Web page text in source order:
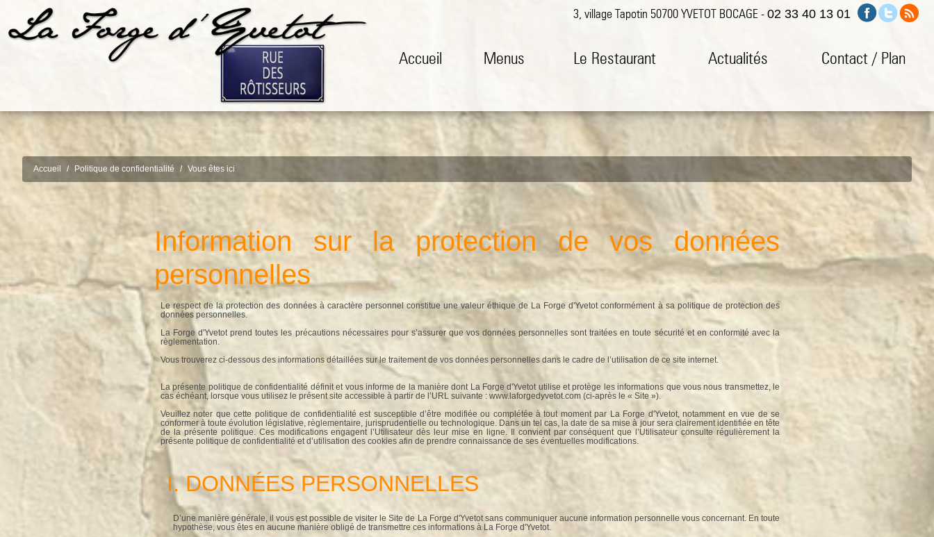
3, village Tapotin 50700 YVETOT BOCAGE - 02 33 40 13 01
Accueil Menus Le Restaurant Actualités Contact / Plan
Accueil Politique de confidentialité Vous êtes ici
Information sur la protection de vos données
personnelles
Le respect de la protection des données à caractère personnel constitue une valeur éthique de La Forge d'Yvetot conformément à sa politique de protection des
données personnelles.
La Forge d'Yvetot prend toutes les précautions nécessaires pour s’assurer que vos données personnelles sont traitées en toute sécurité et en conformité avec la
règlementation.
Vous trouverez ci-dessous des informations détaillées sur le traitement de vos données personnelles dans le cadre de l’utilisation de ce site internet.
La présente politique de confidentialité définit et vous informe de la manière dont La Forge d'Yvetot utilise et protège les informations que vous nous transmettez, le
cas échéant, lorsque vous utilisez le présent site accessible à partir de l’URL suivante : www.laforgedyvetot.com (ci-après le « Site »).
Veuillez noter que cette politique de confidentialité est susceptible d’être modifiée ou complétée à tout moment par La Forge d'Yvetot, notamment en vue de se
conformer à toute évolution législative, règlementaire, jurisprudentielle ou technologique. Dans un tel cas, la date de sa mise à jour sera clairement identifiée en tête
de la présente politique. Ces modifications engagent l’Utilisateur dès leur mise en ligne. Il convient par conséquent que l’Utilisateur consulte régulièrement la
présente politique de confidentialité et d’utilisation des cookies afin de prendre connaissance de ses éventuelles modifications.
I. DONNÉES PERSONNELLES
D’une manière générale, il vous est possible de visiter le Site de La Forge d'Yvetot sans communiquer aucune information personnelle vous concernant. En toute
hypothèse, vous êtes en aucune manière obligé de transmettre ces informations à La Forge d'Yvetot.